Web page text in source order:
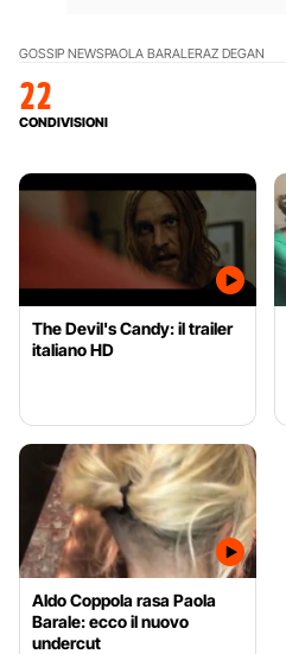
GOSSIP NEWSPAOLA BARALERAZ DEGAN
22
CONDIVISIONI
The Devil's Candy: il trailer
italiano HD
Aldo Coppola rasa Paola
Barale: ecco il nuovo
undercut